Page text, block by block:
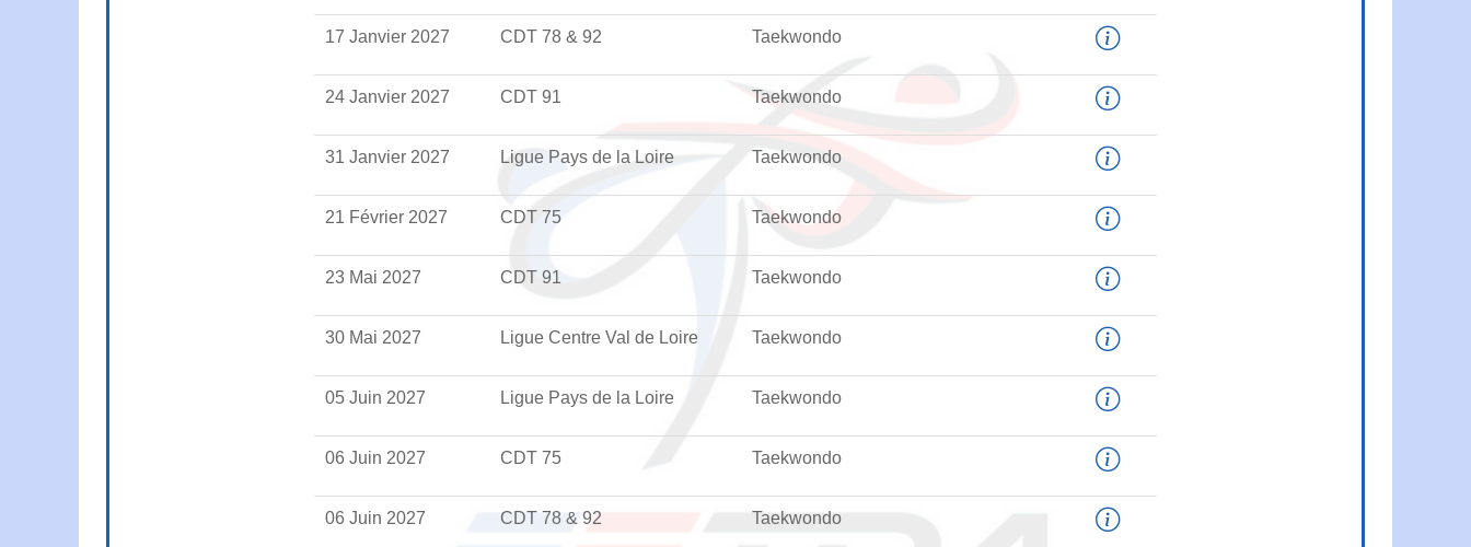
17 Janvier 2027 CDT 78 & 92 Taekwondo
24 Janvier 2027 CDT 91 Taekwondo
31 Janvier 2027 Ligue Pays de la Loire Taekwondo
21 Février 2027 CDT 75 Taekwondo
23 Mai 2027 CDT 91 Taekwondo
30 Mai 2027 Ligue Centre Val de Loire Taekwondo
05 Juin 2027 Ligue Pays de la Loire Taekwondo
06 Juin 2027 CDT 75 Taekwondo
06 Juin 2027 CDT 78 & 92 Taekwondo